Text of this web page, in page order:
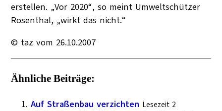
erstellen. „Vor 2020“, so meint Umweltschützer
Rosenthal, „wirkt das nicht.“
© taz vom 26.10.2007
Ähnliche Beiträge:
Auf Straßenbau verzichten Lesezeit 2